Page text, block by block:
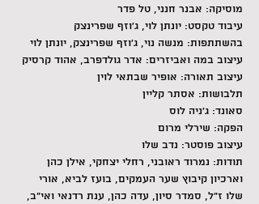
מוסיקה: אבנר חנני, טל פדר
עיבוד טקסט: יונתן לוי, ג׳וזף שפרינצק
בהשתתפות: מנשה נוי, ג׳וזף שפרינצק, יונתן לוי
עיצוב במה ואביזרים: אדר גולדפרב, אהוד קרסיק
עיצוב תאורה: אופיר שבתאי לוין
תלבושות: אסתר קליין
סאונד: ג'ניה לוס
הפקה: שירלי מרום
עיצוב פוסטר: נדב שלו
תודות: נמרוד ראובני, רחלי יצחקי, אילן כהן
וארכיון קיבוץ שער העמקים, בועז לביא, אורי
שלו ז״ל, סמדר סיון, עדה כהן, ענת רדנאי ואי״ב,